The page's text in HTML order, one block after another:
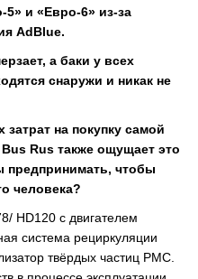
и «Евро-6» из-за
AdBlue.
а баки у всех
снаружи и никак не
на покупку самой
Rus также ощущает это
предпринимать, чтобы
человека?
HD120 с двигателем
система рециркуляции
твёрдых частиц PMC.